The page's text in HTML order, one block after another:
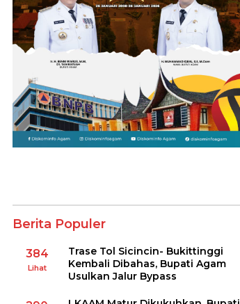
Berita Populer
384
Lihat
Trase Tol Sicincin- Bukittinggi
Kembali Dibahas, Bupati Agam
Usulkan Jalur Bypass